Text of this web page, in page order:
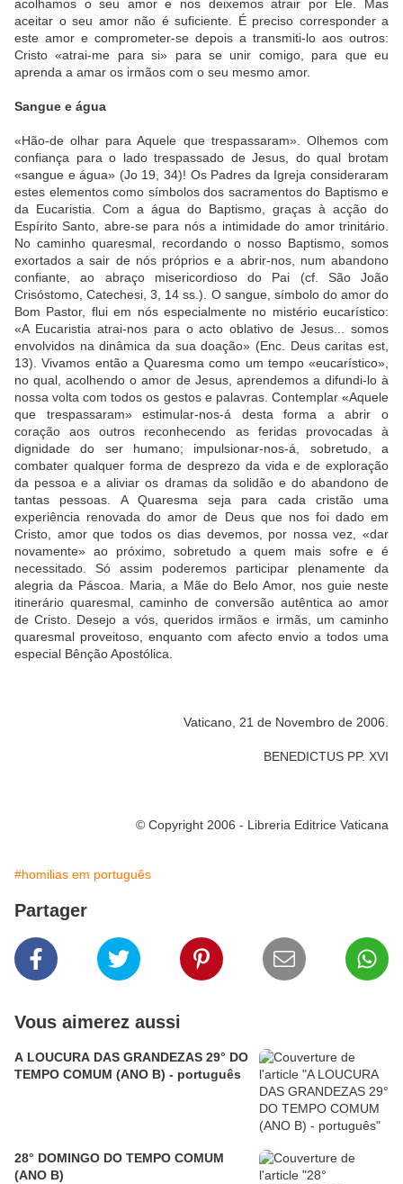
acolhamos o seu amor e nos deixemos atrair por Ele. Mas
aceitar o seu amor não é suficiente. É preciso corresponder a
este amor e comprometer-se depois a transmiti-lo aos outros:
Cristo «atrai-me para si» para se unir comigo, para que eu
aprenda a amar os irmãos com o seu mesmo amor.
Sangue e água
«Hão-de olhar para Aquele que trespassaram». Olhemos com
confiança para o lado trespassado de Jesus, do qual brotam
«sangue e água» (Jo 19, 34)! Os Padres da Igreja consideraram
estes elementos como símbolos dos sacramentos do Baptismo e
da Eucaristia. Com a água do Baptismo, graças à acção do
Espírito Santo, abre-se para nós a intimidade do amor trinitário.
No caminho quaresmal, recordando o nosso Baptismo, somos
exortados a sair de nós próprios e a abrir-nos, num abandono
confiante, ao abraço misericordioso do Pai (cf. São João
Crisóstomo, Catechesi, 3, 14 ss.). O sangue, símbolo do amor do
Bom Pastor, flui em nós especialmente no mistério eucarístico:
«A Eucaristia atrai-nos para o acto oblativo de Jesus... somos
envolvidos na dinâmica da sua doação» (Enc. Deus caritas est,
13). Vivamos então a Quaresma como um tempo «eucarístico»,
no qual, acolhendo o amor de Jesus, aprendemos a difundi-lo à
nossa volta com todos os gestos e palavras. Contemplar «Aquele
que trespassaram» estimular-nos-á desta forma a abrir o
coração aos outros reconhecendo as feridas provocadas à
dignidade do ser humano; impulsionar-nos-á, sobretudo, a
combater qualquer forma de desprezo da vida e de exploração
da pessoa e a aliviar os dramas da solidão e do abandono de
tantas pessoas. A Quaresma seja para cada cristão uma
experiência renovada do amor de Deus que nos foi dado em
Cristo, amor que todos os dias devemos, por nossa vez, «dar
novamente» ao próximo, sobretudo a quem mais sofre e é
necessitado. Só assim poderemos participar plenamente da
alegria da Páscoa. Maria, a Mãe do Belo Amor, nos guie neste
itinerário quaresmal, caminho de conversão autêntica ao amor
de Cristo. Desejo a vós, queridos irmãos e irmãs, um caminho
quaresmal proveitoso, enquanto com afecto envio a todos uma
especial Bênção Apostólica.
Vaticano, 21 de Novembro de 2006.
BENEDICTUS PP. XVI
© Copyright 2006 - Libreria Editrice Vaticana
#homilias em português
Partager
Vous aimerez aussi
A LOUCURA DAS GRANDEZAS 29° DO
TEMPO COMUM (ANO B) - português
28° DOMINGO DO TEMPO COMUM
(ANO B)